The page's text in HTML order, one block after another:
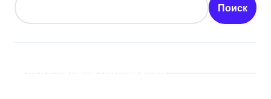
Поиск